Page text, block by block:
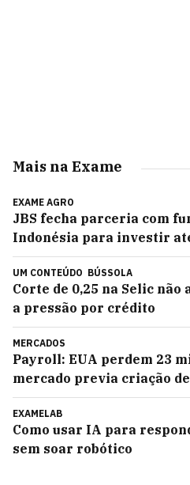
Mais na Exame
EXAME AGRO
JBS fecha parceria com
Indonésia para investir
UM CONTEÚDO BÚSSOLA
Corte de 0,25 na Selic
a pressão por crédito
MERCADOS
Payroll: EUA perdem 23
mercado previa criação
EXAMELAB
Como usar IA para
sem soar robótico